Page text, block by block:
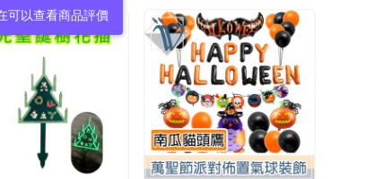
可以查看商品評價